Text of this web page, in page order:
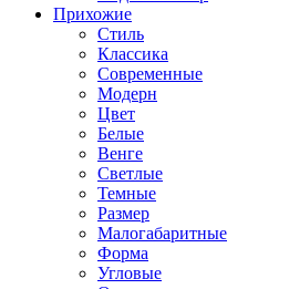
Прихожие
Стиль
Классика
Современные
Модерн
Цвет
Белые
Венге
Светлые
Темные
Размер
Малогабаритные
Форма
Угловые